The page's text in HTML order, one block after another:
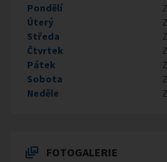
Pondělí
Úterý
Středa
Čtvrtek
Pátek
Sobota
Neděle
FOTOGALERIE